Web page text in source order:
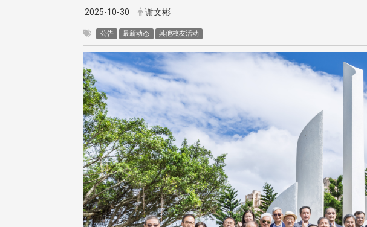
2025-10-30 谢文彬
公告 最新动态 其他校友活动
大学主任秘书曾守正率队
校友处 深化校友工作交
大学主任秘书、中文系校友
正，于115年6月2日(二)率政
学校友服务相关同仁莅临本 ...
十四载深耕校友情谊 校友处
执行长彭春阳荣退 校友感念
相伴同行
校友处执行长彭春阳于115年7月
30日(四)荣退，为其十四年来深耕
校友服务、凝聚海内外校友情 ...
淡江大学于115年
办布达暨单位主管
学年度校友服务暨